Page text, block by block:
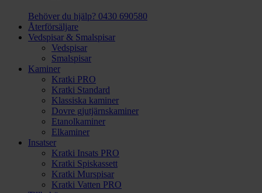
Behöver du hjälp? 0430 690580
Återförsäljare
Vedspisar & Smalspisar
Vedspisar
Smalspisar
Kaminer
Kratki PRO
Kratki Standard
Klassiska kaminer
Dovre gjutjärnskaminer
Etanolkaminer
Elkaminer
Insatser
Kratki Insats PRO
Kratki Spiskassett
Kratki Murspisar
Kratki Vatten PRO